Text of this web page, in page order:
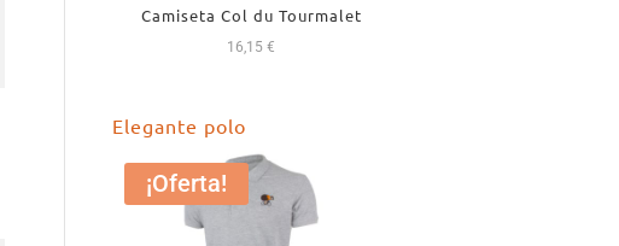
Camiseta Col du Tourmalet
16,15€
Elegante polo
¡Oferta!